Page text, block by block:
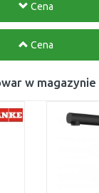
Cena
Cena
w magazynie